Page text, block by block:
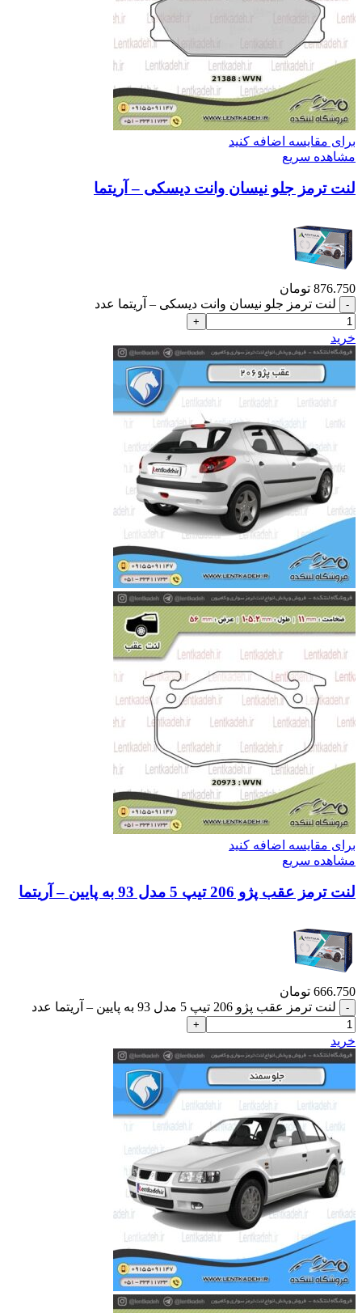
برای مقایسه اضافه کنید
مشاهده سریع
لنت ترمز جلو نیسان وانت دیسکی – آریتما
876.750 تومان
لنت ترمز جلو نیسان وانت دیسکی – آریتما عدد
خرید
برای مقایسه اضافه کنید
مشاهده سریع
لنت ترمز عقب پژو 206 تیپ 5 مدل 93 به پایین – آریتما
666.750 تومان
لنت ترمز عقب پژو 206 تیپ 5 مدل 93 به پایین – آریتما عدد
خرید